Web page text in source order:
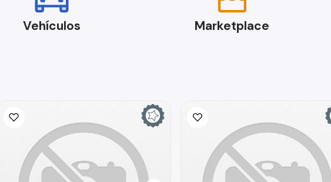
Vehículos Marketplace